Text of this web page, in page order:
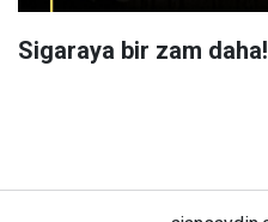
Sigaraya bir zam daha!